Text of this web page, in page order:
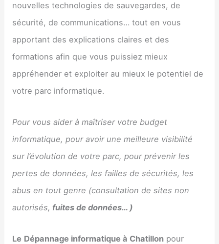
nouvelles technologies de sauvegardes, de
sécurité, de communications… tout en vous
apportant des explications claires et des
formations afin que vous puissiez mieux
appréhender et exploiter au mieux le potentiel de
votre parc informatique.
Pour vous aider à maîtriser votre budget
informatique, pour avoir une meilleure visibilité
sur l’évolution de votre parc, pour prévenir les
pertes de données, les failles de sécurités, les
abus en tout genre (consultation de sites non
autorisés, fuites de données… )
Le Dépannage informatique à Chatillon pour